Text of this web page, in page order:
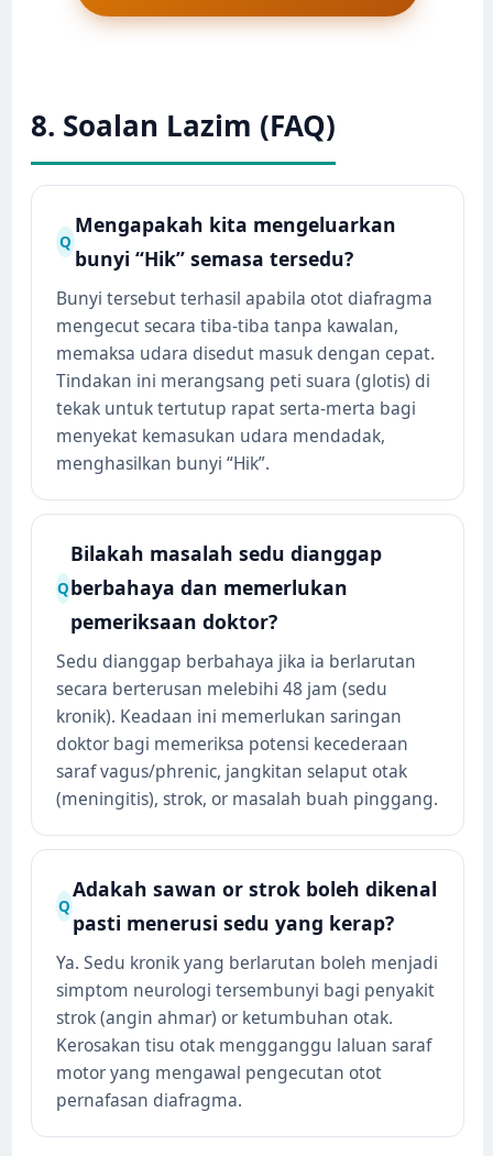
8. Soalan Lazim (FAQ)
Q
Mengapakah kita mengeluarkan
bunyi “Hik” semasa tersedu?
Bunyi tersebut terhasil apabila otot diafragma
mengecut secara tiba-tiba tanpa kawalan,
memaksa udara disedut masuk dengan cepat.
Tindakan ini merangsang peti suara (glotis) di
tekak untuk tertutup rapat serta-merta bagi
menyekat kemasukan udara mendadak,
menghasilkan bunyi “Hik”.
Q
Bilakah masalah sedu dianggap
berbahaya dan memerlukan
pemeriksaan doktor?
Sedu dianggap berbahaya jika ia berlarutan
secara berterusan melebihi 48 jam (sedu
kronik). Keadaan ini memerlukan saringan
doktor bagi memeriksa potensi kecederaan
saraf vagus/phrenic, jangkitan selaput otak
(meningitis), strok, or masalah buah pinggang.
Q
Adakah sawan or strok boleh dikenal
pasti menerusi sedu yang kerap?
Ya. Sedu kronik yang berlarutan boleh menjadi
simptom neurologi tersembunyi bagi penyakit
strok (angin ahmar) or ketumbuhan otak.
Kerosakan tisu otak mengganggu laluan saraf
motor yang mengawal pengecutan otot
pernafasan diafragma.